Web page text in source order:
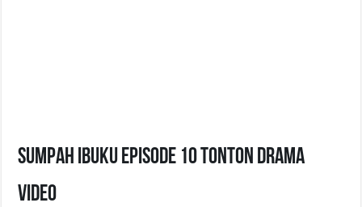
Sumpah Ibuku Episode 10 Tonton Drama
Video